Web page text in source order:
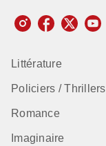
Littérature
Policiers / Thrillers
Romance
Imaginaire